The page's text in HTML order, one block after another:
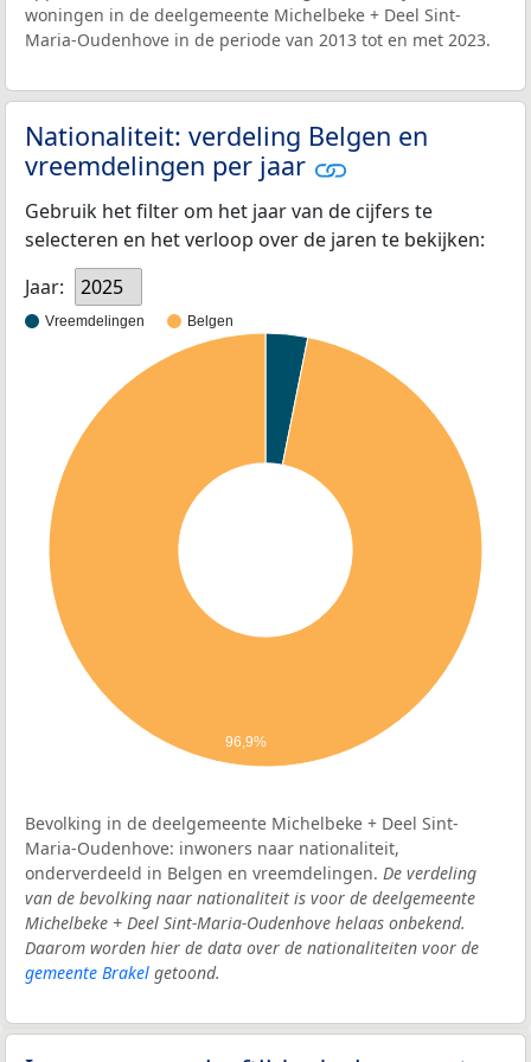
woningen in de deelgemeente Michelbeke + Deel Sint-
Maria-Oudenhove in de periode van 2013 tot en met 2023.
Nationaliteit: verdeling Belgen en
vreemdelingen per jaar
Gebruik het filter om het jaar van de cijfers te
selecteren en het verloop over de jaren te bekijken:
Jaar:
2025
Vreemdelingen Belgen
96,9%
Bevolking in de deelgemeente Michelbeke + Deel Sint-
Maria-Oudenhove: inwoners naar nationaliteit,
onderverdeeld in Belgen en vreemdelingen. De verdeling
van de bevolking naar nationaliteit is voor de deelgemeente
Michelbeke + Deel Sint-Maria-Oudenhove helaas onbekend.
Daarom worden hier de data over de nationaliteiten voor de
gemeente Brakel getoond.